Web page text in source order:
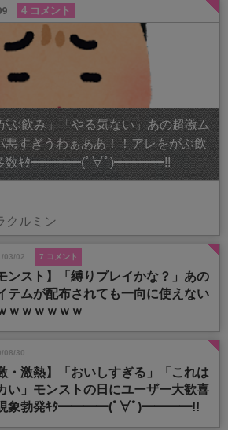
4 コメント
ぶ飲み」「やる気ない」あの超激ム
悪すぎうわぁああ！！アレをがぶ飲
多数ｷﾀ━━━━(ﾟ∀ﾟ)━━━━!!
クルミン
03/02 7 コメント
ンスト】「縛りプレイかな？」あの
テムが配布されても一向に使えない
ｗｗｗｗｗｗ
08/30
・激熱】「おいしすぎる」「これは
い」モンストの日にユーザー大歓喜
象勃発ｷﾀ━━━━(ﾟ∀ﾟ)━━━━!!